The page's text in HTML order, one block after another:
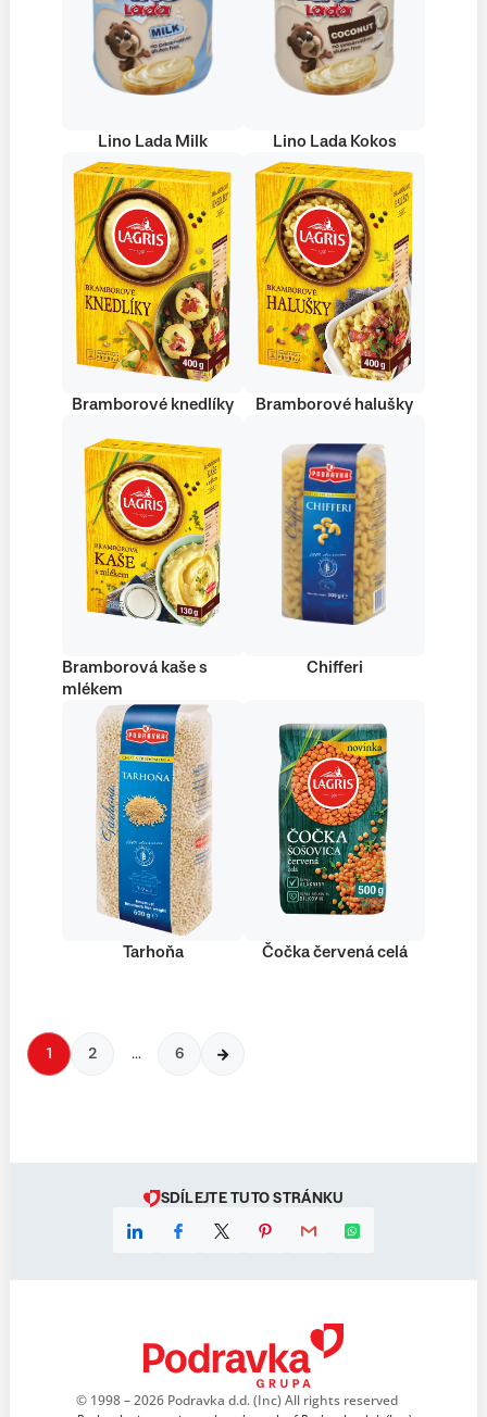
Lino Lada Milk Lino Lada Kokos
Bramborové knedlíky Bramborové halušky
Bramborová kaše s
mlékem
Chifferi
Tarhoňa Čočka červená celá
1 2 … 6
SDÍLEJTE TUTO STRÁNKU
© 1998 – 2026 Podravka d.d. (Inc) All rights reserved